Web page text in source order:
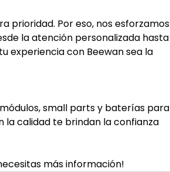
prioridad. Por eso, nos esforzamos
la atención personalizada hasta
experiencia con Beewan sea la
small parts y baterías para
la calidad te brindan la confianza
más información!